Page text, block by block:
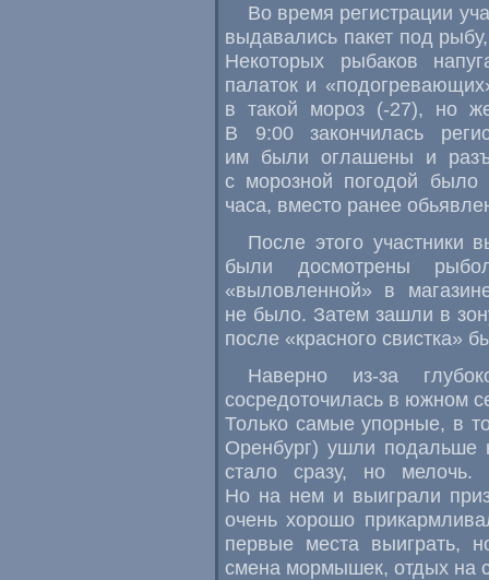
Во время регистрации
выдавались пакет под
Некоторых рыбаков
палаток и
в такой мороз (-27), но
В 9:00 закончилась
им были оглашены и
с морозной погодой
часа, вместо ранее
После этого участники
были досмотрены
«выловленной» в
не было. Затем зашли в
после «красного свистка»
Наверно из-за
сосредоточилась в южном
Только самые упорные, в
Оренбург) ушли подальше
стало сразу, но мелочь.
Но на нем и выиграли
очень хорошо
первые места выиграть,
смена мормышек, отдых на